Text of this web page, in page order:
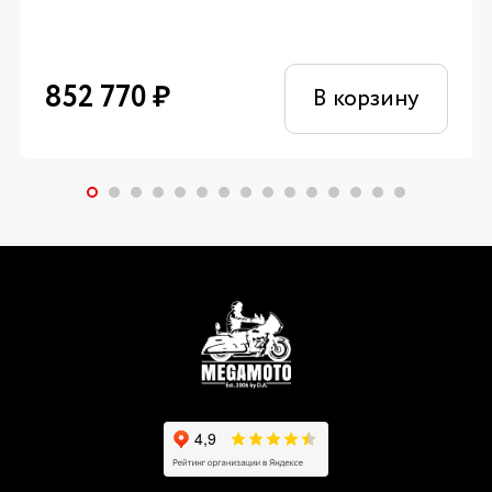
852 770₽ В корзину